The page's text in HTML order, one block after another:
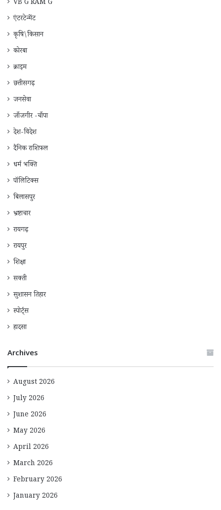
VB G RAM G
एंटरटेन्मेंट
कृषि\किसान
कोरबा
क्राइम
छत्तीसगढ़
जनसेवा
जाँजगीर -चाँपा
देश-विदेश
दैनिक राशिफ़ल
धर्म भक्ति
पॉलिटिक्स
बिलासपुर
भ्रष्टाचार
रायगढ़
रायपुर
शिक्षा
सक्ती
सुशासन तिहार
स्पोर्ट्स
हादसा
Archives
August 2026
July 2026
June 2026
May 2026
April 2026
March 2026
February 2026
January 2026